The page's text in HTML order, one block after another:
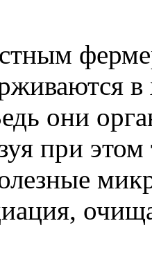
они
при этом